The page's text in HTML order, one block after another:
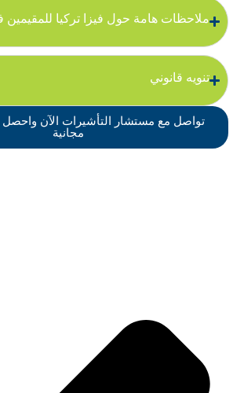
ملاحظات هامة حول فيزا تركيا للمقيمين
تنويه قانوني
تواصل مع مستشار التأشيرات الآن
مجانية